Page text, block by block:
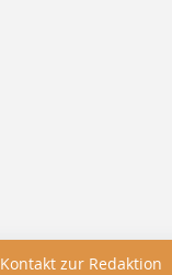
Kontakt zur Redaktion